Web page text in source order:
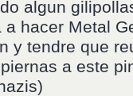
algun
hacer Metal
y tendre que
a este